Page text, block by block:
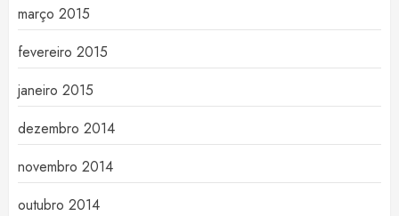
março 2015
fevereiro 2015
janeiro 2015
dezembro 2014
novembro 2014
outubro 2014